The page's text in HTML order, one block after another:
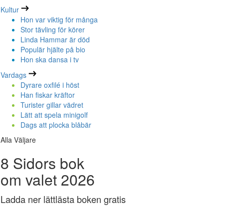
Kultur
Hon var viktig för många
Stor tävling för körer
Linda Hammar är död
Populär hjälte på bio
Hon ska dansa i tv
Vardags
Dyrare oxfilé i höst
Han fiskar kräftor
Turister gillar vädret
Lätt att spela minigolf
Dags att plocka blåbär
Alla Väljare
8 Sidors bok
om valet 2026
Ladda ner lättlästa boken gratis